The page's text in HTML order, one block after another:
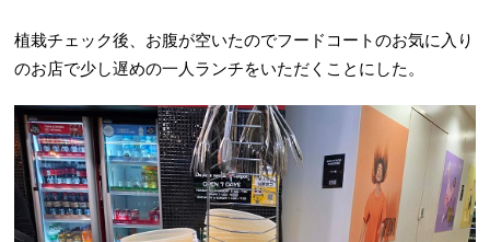
植栽チェック後、お腹が空いたのでフードコートのお気に入り
のお店で少し遅めの一人ランチをいただくことにした。